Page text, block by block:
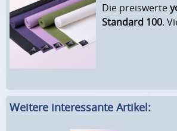
Die preiswerte
Standard 100.
Weitere interessante Artikel: